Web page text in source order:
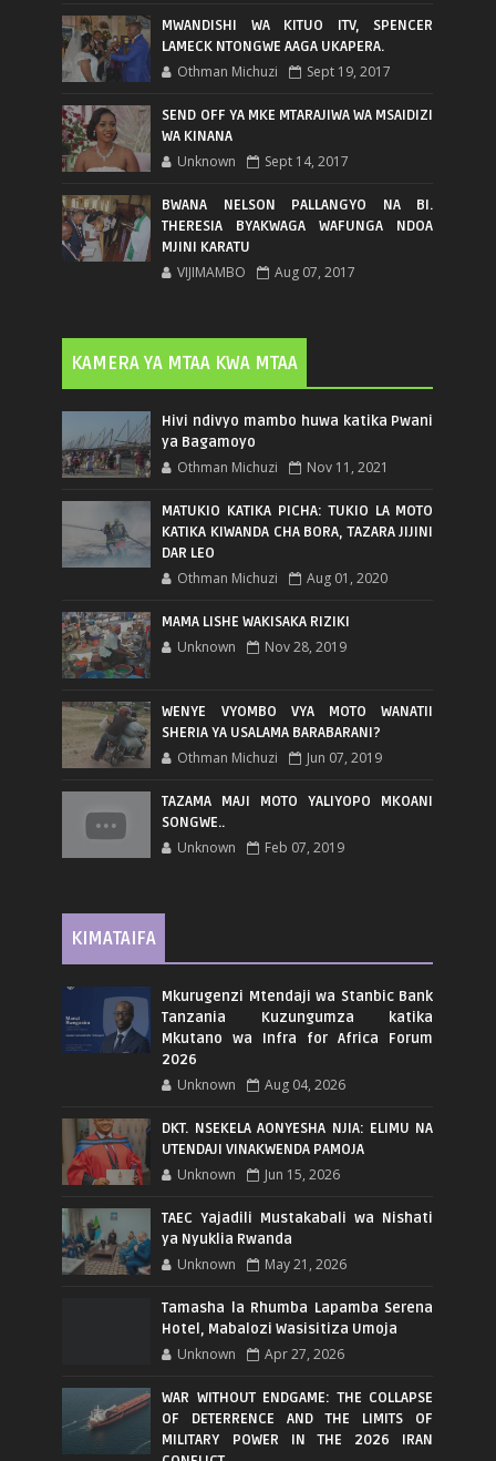
MWANDISHI WA KITUO ITV, SPENCER
LAMECK NTONGWE AAGA UKAPERA.
Othman Michuzi Sept 19, 2017
SEND OFF YA MKE MTARAJIWA WA MSAIDIZI
WA KINANA
Unknown Sept 14, 2017
BWANA NELSON PALLANGYO NA BI.
THERESIA BYAKWAGA WAFUNGA NDOA
MJINI KARATU
VIJIMAMBO Aug 07, 2017
KAMERA YA MTAA KWA MTAA
Hivi ndivyo mambo huwa katika Pwani
ya Bagamoyo
Othman Michuzi Nov 11, 2021
MATUKIO KATIKA PICHA: TUKIO LA MOTO
KATIKA KIWANDA CHA BORA, TAZARA JIJINI
DAR LEO
Othman Michuzi Aug 01, 2020
MAMA LISHE WAKISAKA RIZIKI
Unknown Nov 28, 2019
WENYE VYOMBO VYA MOTO WANATII
SHERIA YA USALAMA BARABARANI?
Othman Michuzi Jun 07, 2019
TAZAMA MAJI MOTO YALIYOPO MKOANI
SONGWE..
Unknown Feb 07, 2019
KIMATAIFA
Mkurugenzi Mtendaji wa Stanbic Bank
Tanzania Kuzungumza katika
Mkutano wa Infra for Africa Forum
2026
Unknown Aug 04, 2026
DKT. NSEKELA AONYESHA NJIA: ELIMU NA
UTENDAJI VINAKWENDA PAMOJA
Unknown Jun 15, 2026
TAEC Yajadili Mustakabali wa Nishati
ya Nyuklia Rwanda
Unknown May 21, 2026
Tamasha la Rhumba Lapamba Serena
Hotel, Mabalozi Wasisitiza Umoja
Unknown Apr 27, 2026
WAR WITHOUT ENDGAME: THE COLLAPSE
OF DETERRENCE AND THE LIMITS OF
MILITARY POWER IN THE 2026 IRAN